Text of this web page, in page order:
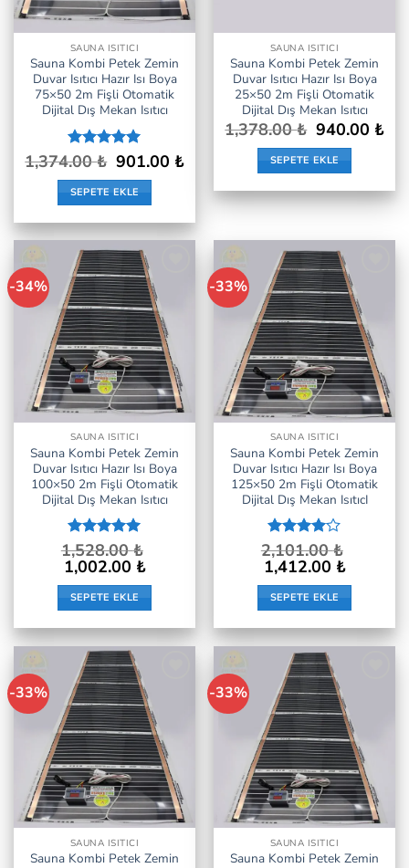
SAUNA ISITICI
Sauna Kombi Petek Zemin
Duvar Isıtıcı Hazır Isı Boya
75×50 2m Fişli Otomatik
Dijital Dış Mekan Isıtıcı
5 üzerinden
oy aldı
1,374.00₺ Orijinal
fiyat:
1,374.00 ₺.
901.00 ₺andaki
901.00 ₺.
SEPETE EKLE
SAUNA ISITICI
Sauna Kombi Petek Zemin
Duvar Isıtıcı Hazır Isı Boya
25×50 2m Fişli Otomatik
Dijital Dış Mekan Isıtıcı
1,378.00₺ Orijinal
fiyat:
1,378.00 ₺.
940.00 ₺
SEPETE EKLE
-34%
Listeme
Ekle
SAUNA ISITICI
Sauna Kombi Petek Zemin
Duvar Isıtıcı Hazır Isı Boya
100×50 2m Fişli Otomatik
Dijital Dış Mekan Isıtıcı
5 üzerinden
5oy aldı
1,528.00₺
Orijinal
fiyat:
1,528.00 ₺.
1,002.00 ₺Şu
andaki
fiyat:
SEPETE EKLE
-33%
Listeme
Ekle
SAUNA ISITICI
Sauna Kombi Petek Zemin
Duvar Isıtıcı Hazır Isı Boya
125×50 2m Fişli Otomatik
Dijital Dış Mekan IsıtıcI
5
üzerinden
4oy aldı
2,101.00₺
Orijinal
fiyat:
2,101.00 ₺.
1,412.00 ₺Şu
andaki
fiyat:
SEPETE EKLE
-33%
Listeme
SAUNA ISITICI
Sauna Kombi Petek Zemin
-33%
SAUNA ISITICI
Sauna Kombi Petek Zemin